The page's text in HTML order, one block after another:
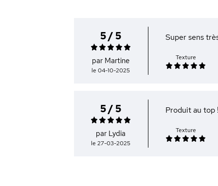
5 / 5
par Martine
le 04-10-2025
Super sens
Texture
5 / 5
par Lydia
le 27-03-2025
Produit au top
Texture